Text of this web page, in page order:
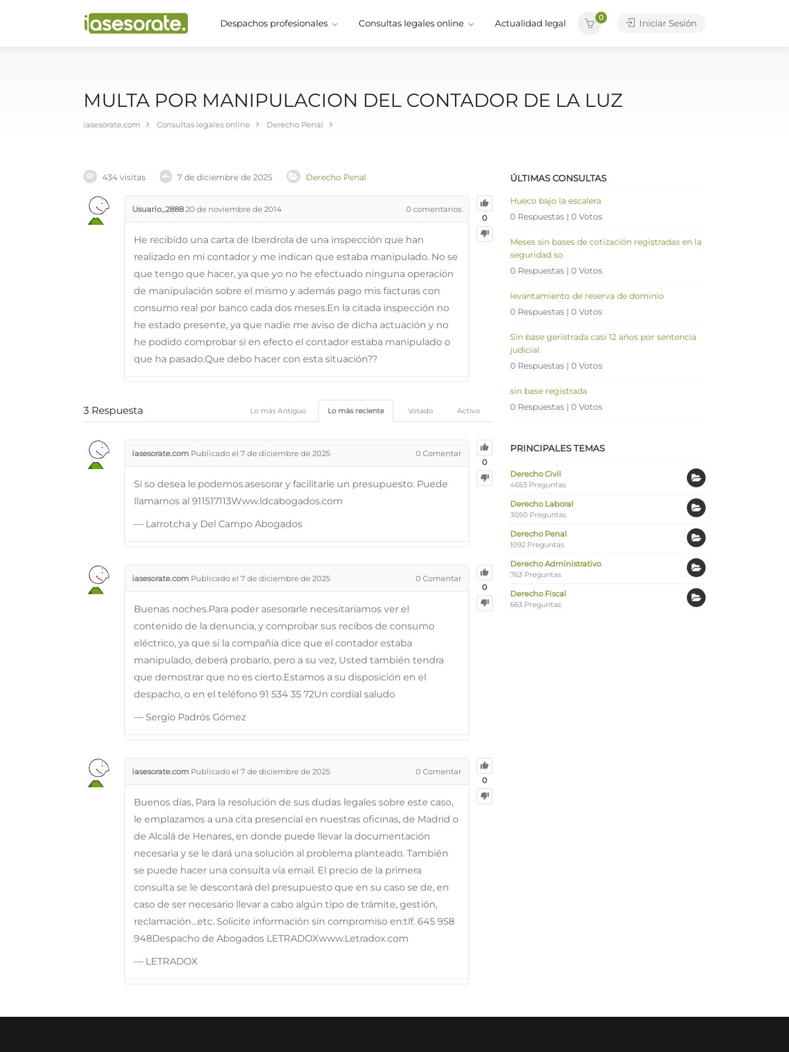
Despachos profesionales Consultas legales online Actualidad legal
0
Iniciar Sesión
MULTA POR MANIPULACION DEL CONTADOR DE LA LUZ
iasesorate.com Consultas legales online Derecho Penal
434 visitas 7 de diciembre de 2025 Derecho Penal
0
Usuario_288820 de noviembre de 2014 0 comentarios
He recibido una carta de Iberdrola de una inspección que han
realizado en mi contador y me indican que estaba manipulado. No se
que tengo que hacer, ya que yo no he efectuado ninguna operación
de manipulación sobre el mismo y además pago mis facturas con
consumo real por banco cada dos meses.En la citada inspección no
he estado presente, ya que nadie me aviso de dicha actuación y no
he podido comprobar si en efecto el contador estaba manipulado o
que ha pasado.Que debo hacer con esta situación??
3 Respuesta Activo
Votado
Lo más reciente
Lo más Antiguo
0
iasesorate.com Publicado el 7 de diciembre de 2025 0 Comentar
Sí so desea le.podemos.asesorar y facilitarle un presupuesto. Puede
llamarnos al 911517113Www.ldcabogados.com
— Larrotcha y Del Campo Abogados
0
iasesorate.com Publicado el 7 de diciembre de 2025 0 Comentar
Buenas noches.Para poder asesorarle necesitaríamos ver el
contenido de la denuncia, y comprobar sus recibos de consumo
eléctrico, ya que si la compañía dice que el contador estaba
manipulado, deberá probarlo, pero a su vez, Usted también tendra
que demostrar que no es cierto.Estamos a su disposición en el
despacho, o en el teléfono 91 534 35 72Un cordial saludo
— Sergio Padrós Gómez
0
iasesorate.com Publicado el 7 de diciembre de 2025 0 Comentar
Buenos días, Para la resolución de sus dudas legales sobre este caso,
le emplazamos a una cita presencial en nuestras oficinas, de Madrid o
de Alcalá de Henares, en donde puede llevar la documentación
necesaria y se le dará una solución al problema planteado. También
se puede hacer una consulta vía email. El precio de la primera
consulta se le descontará del presupuesto que en su caso se de, en
caso de ser necesario llevar a cabo algún tipo de trámite, gestión,
reclamación…etc. Solicite información sin compromiso en:tlf. 645 958
948Despacho de Abogados LETRADOXwww.Letradox.com
— LETRADOX
ÚLTIMAS CONSULTAS
Hueco bajo la escalera
0 Respuestas | 0 Votos
Meses sin bases de cotización registradas en la
seguridad so
0 Respuestas | 0 Votos
levantamiento de reserva de dominio
0 Respuestas | 0 Votos
Sin base geristrada casi 12 años por sentencia
judicial
0 Respuestas | 0 Votos
sin base registrada
0 Respuestas | 0 Votos
PRINCIPALES TEMAS
Derecho Civil
4653 Preguntas
Derecho Laboral
3050 Preguntas
Derecho Penal
1092 Preguntas
Derecho Administrativo
763 Preguntas
Derecho Fiscal
663 Preguntas